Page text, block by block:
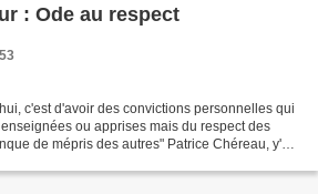
: Ode au respect
c'est d'avoir des convictions personnelles qui
ou apprises mais du respect des
de mépris des autres" Patrice Chéreau, y'a